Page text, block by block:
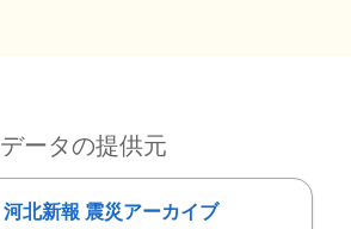
データの提供元
河北新報 震災アーカイブ